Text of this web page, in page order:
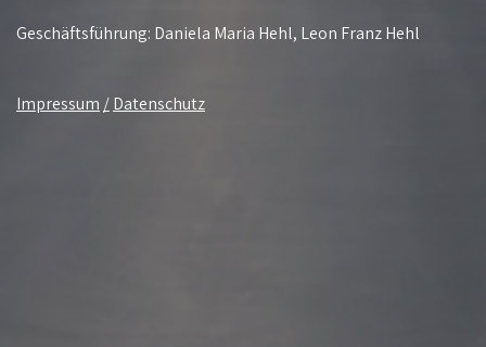
Geschäftsführung: Daniela Maria Hehl, Leon Franz Hehl
Impressum /Datenschutz